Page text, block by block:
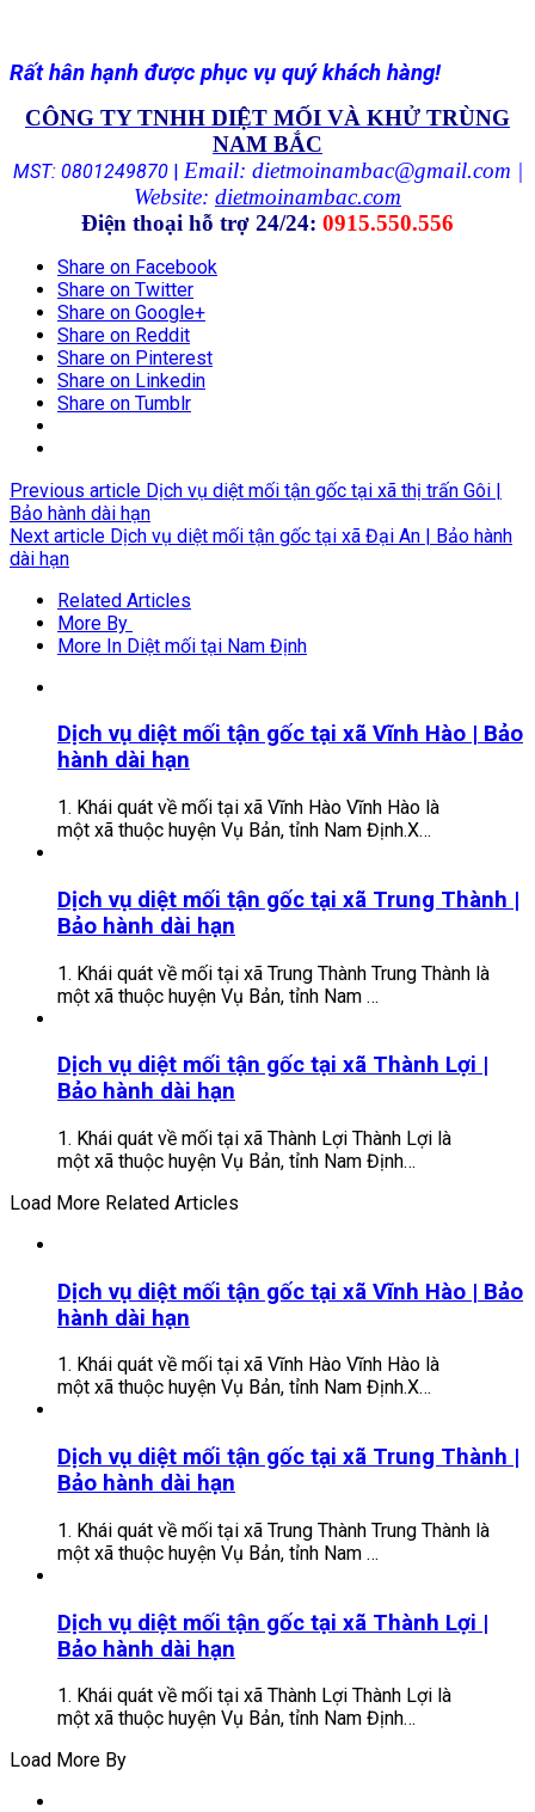
Rất hân hạnh được phục vụ quý khách hàng!
CÔNG TY TNHH DIỆT MỐI VÀ KHỬ TRÙNG
NAM BẮC
MST: 0801249870| Email: dietmoinambac@gmail.com |
Website: dietmoinambac.com
Điện thoại hỗ trợ 24/24: 0915.550.556
Share on Facebook
Share on Twitter
Share on Google+
Share on Reddit
Share on Pinterest
Share on Linkedin
Share on Tumblr
Previous article Dịch vụ diệt mối tận gốc tại xã thị trấn Gôi |
Bảo hành dài hạn
Next article Dịch vụ diệt mối tận gốc tại xã Đại An | Bảo hành
dài hạn
Related Articles
More By
More In Diệt mối tại Nam Định
Dịch vụ diệt mối tận gốc tại xã Vĩnh Hào | Bảo
hành dài hạn
1. Khái quát về mối tại xã Vĩnh Hào Vĩnh Hào là
một xã thuộc huyện Vụ Bản, tỉnh Nam Định.X…
Dịch vụ diệt mối tận gốc tại xã Trung Thành |
Bảo hành dài hạn
1. Khái quát về mối tại xã Trung Thành Trung Thành là
một xã thuộc huyện Vụ Bản, tỉnh Nam …
Dịch vụ diệt mối tận gốc tại xã Thành Lợi |
Bảo hành dài hạn
1. Khái quát về mối tại xã Thành Lợi Thành Lợi là
một xã thuộc huyện Vụ Bản, tỉnh Nam Định…
Load More Related Articles
Dịch vụ diệt mối tận gốc tại xã Vĩnh Hào | Bảo
hành dài hạn
1. Khái quát về mối tại xã Vĩnh Hào Vĩnh Hào là
một xã thuộc huyện Vụ Bản, tỉnh Nam Định.X…
Dịch vụ diệt mối tận gốc tại xã Trung Thành |
Bảo hành dài hạn
1. Khái quát về mối tại xã Trung Thành Trung Thành là
một xã thuộc huyện Vụ Bản, tỉnh Nam …
Dịch vụ diệt mối tận gốc tại xã Thành Lợi |
Bảo hành dài hạn
1. Khái quát về mối tại xã Thành Lợi Thành Lợi là
một xã thuộc huyện Vụ Bản, tỉnh Nam Định…
Load More By